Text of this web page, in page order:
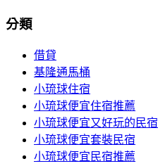
分類
借貸
基隆通馬桶
小琉球住宿
小琉球便宜住宿推薦
小琉球便宜又好玩的民宿
小琉球便宜套裝民宿
小琉球便宜民宿推薦